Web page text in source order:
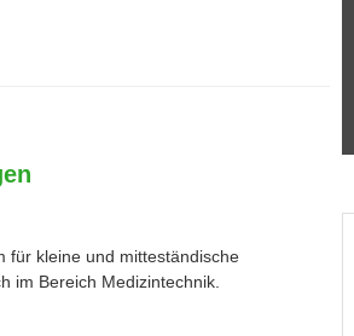
für kleine und mitteständische
im Bereich Medizintechnik.